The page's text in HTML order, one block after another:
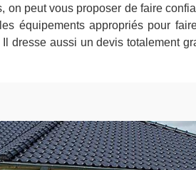
on peut vous proposer de faire
équipements appropriés pour
dresse aussi un devis totalement